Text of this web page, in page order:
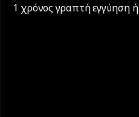
1 χρόνος γραπτή εγγύηση